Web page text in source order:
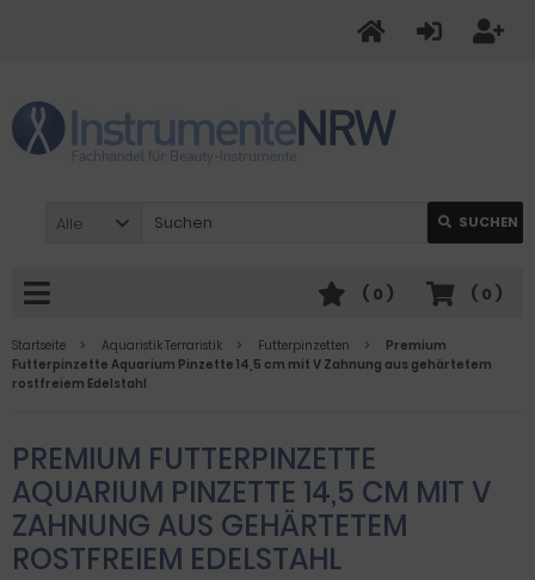
Alle SUCHEN
( 0 )
( 0 )
Startseite Aquaristik Terraristik Futterpinzetten
Premium
Futterpinzette Aquarium Pinzette 14,5 cm mit V Zahnung aus gehärtetem
rostfreiem Edelstahl
PREMIUM FUTTERPINZETTE
AQUARIUM PINZETTE 14,5 CM MIT V
ZAHNUNG AUS GEHÄRTETEM
ROSTFREIEM EDELSTAHL